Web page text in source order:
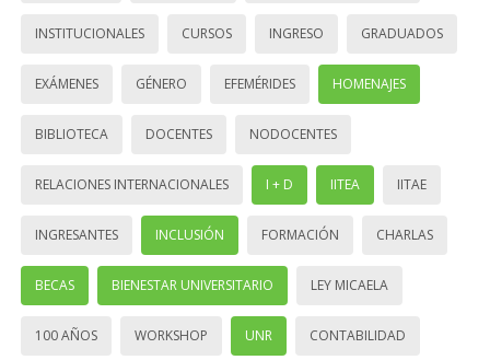
INSTITUCIONALES CURSOS INGRESO GRADUADOS
EXÁMENES GÉNERO EFEMÉRIDES HOMENAJES
BIBLIOTECA DOCENTES NODOCENTES
RELACIONES INTERNACIONALES I + D IITEA IITAE
INGRESANTES INCLUSIÓN FORMACIÓN CHARLAS
BECAS BIENESTAR UNIVERSITARIO LEY MICAELA
100 AÑOS WORKSHOP UNR CONTABILIDAD